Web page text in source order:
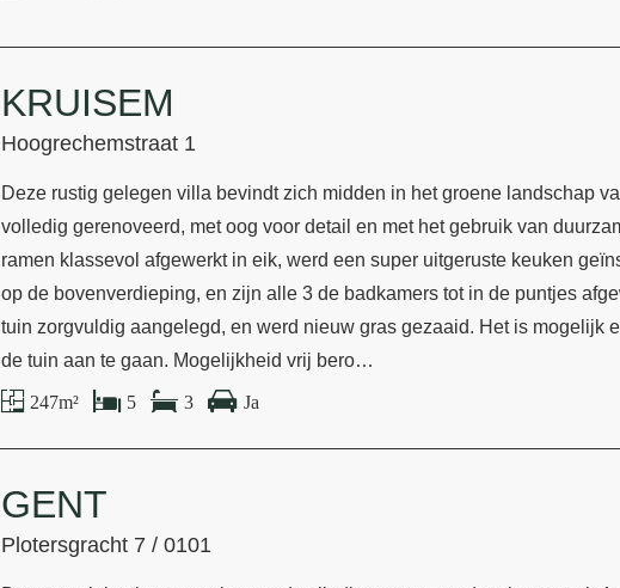
KRUISEM
Hoogrechemstraat 1
Deze rustig gelegen villa bevindt zich midden in het groene landschap
volledig gerenoveerd, met oog voor detail en met het gebruik van
ramen klassevol afgewerkt in eik, werd een super uitgeruste keuken
op de bovenverdieping, en zijn alle 3 de badkamers tot in de puntjes
tuin zorgvuldig aangelegd, en werd nieuw gras gezaaid. Het is mogelijk
de tuin aan te gaan. Mogelijkheid vrij bero…
247 m² 5 3 Ja
GENT
Plotersgracht 7 / 0101